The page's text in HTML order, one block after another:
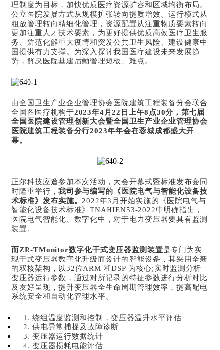
理制度为目标，加快优质医疗资源扩容和区域均衡布局。
公立医院发展方式从规模扩张转向提质增效。运行模式从
粗放管理转向精细化管理，资源配置从注重物质要素转向
更加注重人才技术要素，为更好提供优质高效医疗卫生服
务、防范化解重大疫情和突发公共卫生风险、建设健康中
国提供有力支撑。 为深入探讨我国医疗建设未来发展趋
势，解决医院基建后勤管理短板、难点。
由全国卫生产业企业管理协会医院建筑工程装备分会联合
全国各医疗机构于2023年4月22日上午8点30分，第七届
全国医院建设管理创新大会暨全国卫生产业企业管理协会
医院建筑工程装备分行2023年年会在蓉城成都盛大开
幕。
正尔科技应邀参加本次活动，大会开幕式暨标准发布会同
时隆重举行， 我司参与编写的 《医院电气与智能化设备技
术标准》 发布实施。 2022年3月开始实施的《医院电气与
智能化设备技术标准》TNAHIEN53-2022中明确指出，
医院电气智能化、数字化中，对于电力变压器要具有监测
装置。
而ZR-TMonitor数字化干式变压器监测装置是专门为实
现干式变压器数字化升级而设计的智能设备，其采用全新
的双核架构，以32位ARM 和DSP 为核心;实时监测分析
变压器运行参数，通过对所记录的特征参数进行分析对比
及友好呈现，提升变压器全生命周期管理效率，提高配电
系统安全和自动化管理水平。
1. 绕组温度监测和控制，变压器温升水平评估
2. 供电异常捕捉及故障诊断
3. 变压器运行数据统计
4. 变压器损耗电能评估